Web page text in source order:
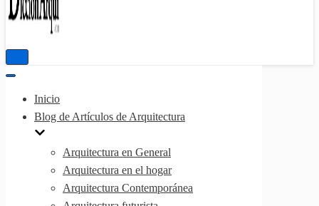
Menú
Menú
navegación
Inicio
Blog de Artículos de Arquitectura
Arquitectura en General
Arquitectura en el hogar
Arquitectura Contemporánea